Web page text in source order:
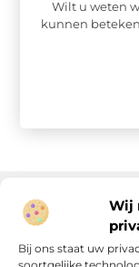
Wij
Bij ons staat uw
Wilt u weten
kunnen
Onze